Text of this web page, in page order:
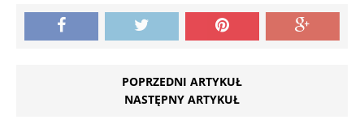
POPRZEDNI ARTYKUŁ
NASTĘPNY ARTYKUŁ